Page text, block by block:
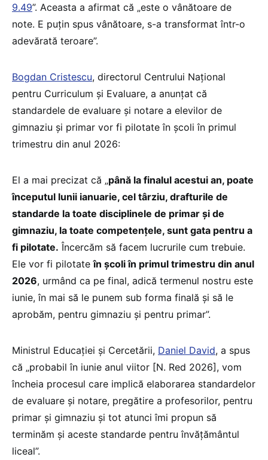
9.49”. Aceasta a afirmat că „este o vânătoare de
note. E puțin spus vânătoare, s-a transformat într-o
adevărată teroare”.
Bogdan Cristescu, directorul Centrului Național
pentru Curriculum și Evaluare, a anunțat că
standardele de evaluare și notare a elevilor de
gimnaziu și primar vor fi pilotate în școli în primul
trimestru din anul 2026:
El a mai precizat că „până la finalul acestui an, poate
începutul lunii ianuarie, cel târziu, drafturile de
standarde la toate disciplinele de primar și de
gimnaziu, la toate competențele, sunt gata pentru a
fi pilotate. Încercăm să facem lucrurile cum trebuie.
Ele vor fi pilotateîn școli în primul trimestru din anul
2026, urmând ca pe final, adică termenul nostru este
iunie, în mai să le punem sub forma finală și să le
aprobăm, pentru gimnaziu și pentru primar”.
Ministrul Educației și Cercetării, Daniel David, a spus
că „probabil în iunie anul viitor [N. Red 2026], vom
încheia procesul care implică elaborarea standardelor
de evaluare și notare, pregătire a profesorilor, pentru
primar și gimnaziu și tot atunci îmi propun să
terminăm și aceste standarde pentru învățământul
liceal”.